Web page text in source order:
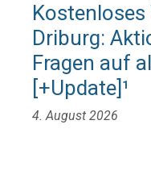
Kostenloses
Driburg:
Fragen auf
[+Update]¹
4. August 2026